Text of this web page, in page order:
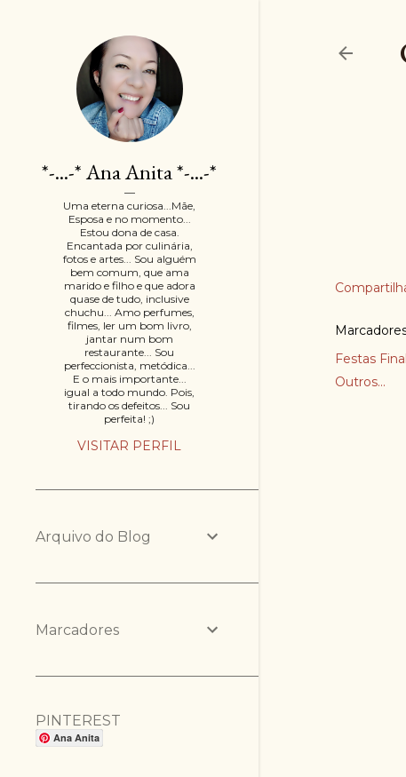
Festas
Outros...
*-...-* Ana Anita *-...-*
Uma eterna curiosa...Mãe,
Esposa e no momento...
Estou dona de casa.
Encantada por culinária,
fotos e artes... Sou alguém
bem comum, que ama
marido e filho e que adora
quase de tudo, inclusive
chuchu... Amo perfumes,
filmes, ler um bom livro,
jantar num bom
restaurante... Sou
perfeccionista, metódica...
E o mais importante...
igual a todo mundo. Pois,
tirando os defeitos... Sou
perfeita! ;)
VISITAR PERFIL
Arquivo do Blog
Marcadores
PINTEREST
Ana Anita